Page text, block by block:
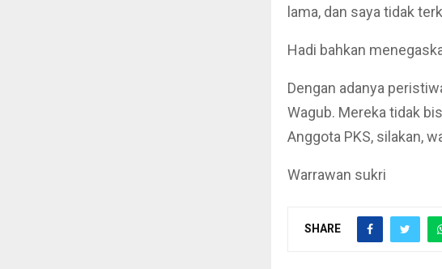
lama, dan saya tidak
Hadi bahkan
Dengan adanya
Wagub. Mereka tidak
Anggota PKS, silakan,
Warrawan sukri
SHARE